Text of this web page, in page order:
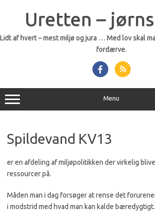
Uretten –
Lidt af hvert – mest miljø og jura … Med lov skal
fordærve.
Menu
Spildevand KV13
er en afdeling af miljøpolitikken der virkelig
ressourcer på.
Måden man i dag forsøger at rense det
i modstrid med hvad man kan kalde bæredygtigt.